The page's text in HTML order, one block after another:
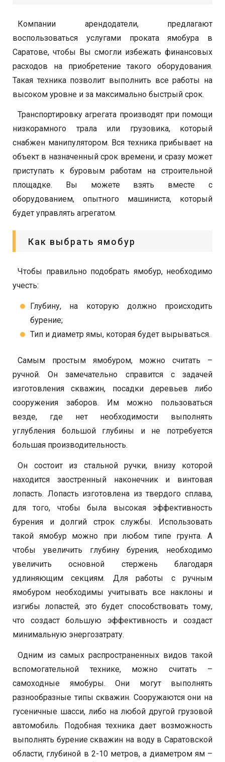
Компании арендодатели, предлагают
воспользоваться услугами проката ямобура в
Саратове, чтобы Вы смогли избежать финансовых
расходов на приобретение такого оборудования.
Такая техника позволит выполнить все работы на
высоком уровне и за максимально быстрый срок.
Транспортировку агрегата производят при помощи
низкорамного трала или грузовика, который
снабжен манипулятором. Вся техника прибывает на
объект в назначенный срок времени, и сразу может
приступать к буровым работам на строительной
площадке. Вы можете взять вместе с
оборудованием, опытного машиниста, который
будет управлять агрегатом.
Как выбрать ямобур
Чтобы правильно подобрать ямобур, необходимо
учесть:
Глубину, на которую должно происходить
бурение;
Тип и диаметр ямы, которая будет вырываться.
Самым простым ямобуром, можно считать –
ручной. Он замечательно справится с задачей
изготовления скважин, посадки деревьев либо
сооружения заборов. Им можно пользоваться
везде, где нет необходимости выполнять
углубления большой глубины и не потребуется
большая производительность.
Он состоит из стальной ручки, внизу которой
находится заостренный наконечник и винтовая
лопасть. Лопасть изготовлена из твердого сплава,
для того, чтобы была высокая эффективность
бурения и долгий строк службы. Использовать
такой ямобур можно при любом типе грунта. А
чтобы увеличить глубину бурения, необходимо
увеличить основной стержень благодаря
удлиняющим секциям. Для работы с ручным
ямобуром необходимы учитывать все наклоны и
изгибы лопастей, это будет способствовать тому,
что создаст большую эффективность и создаст
минимальную энергозатрату.
Одним из самых распространенных видов такой
вспомогательной технике, можно считать –
самоходные ямобуры. Они могут выполнять
разнообразные типы скважин. Сооружаются они на
гусеничные шасси, либо на любой другой грузовой
автомобиль. Подобная техника дает возможность
выполнять бурение скважин на воду в Саратовской
области, глубиной в 2-10 метров, а диаметром ям –